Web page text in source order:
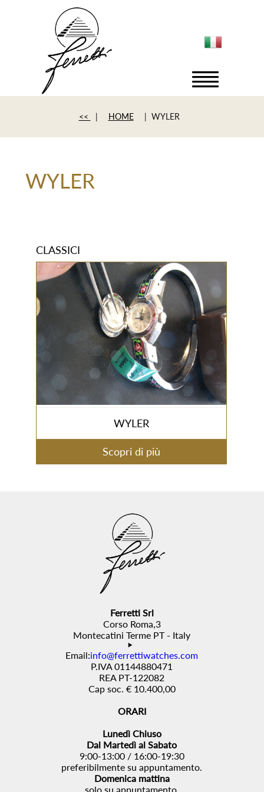
<< | HOME | WYLER
WYLER
CLASSICI
WYLER
Scopri di più
Ferretti Srl
Corso Roma,3
Montecatini Terme PT - Italy
Email:info@ferrettiwatches.com
P.IVA 01144880471
REA PT-122082
Cap soc. € 10.400,00
ORARI
Lunedì Chiuso
Dal Martedì al Sabato
9:00-13:00 / 16:00-19:30
preferibilmente su appuntamento.
Domenica mattina
solo su appuntamento.